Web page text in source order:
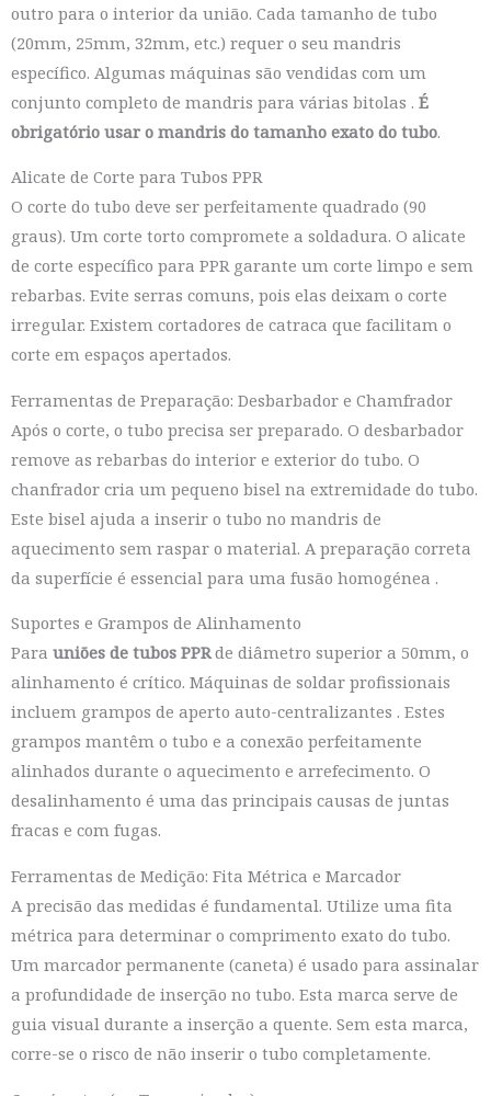
outro para o interior da união. Cada tamanho de tubo
(20mm, 25mm, 32mm, etc.) requer o seu mandris
específico. Algumas máquinas são vendidas com um
conjunto completo de mandris para várias bitolas . É
obrigatório usar o mandris do tamanho exato do tubo.
Alicate de Corte para Tubos PPR
O corte do tubo deve ser perfeitamente quadrado (90
graus). Um corte torto compromete a soldadura. O alicate
de corte específico para PPR garante um corte limpo e sem
rebarbas. Evite serras comuns, pois elas deixam o corte
irregular. Existem cortadores de catraca que facilitam o
corte em espaços apertados.
Ferramentas de Preparação: Desbarbador e Chamfrador
Após o corte, o tubo precisa ser preparado. O desbarbador
remove as rebarbas do interior e exterior do tubo. O
chanfrador cria um pequeno bisel na extremidade do tubo.
Este bisel ajuda a inserir o tubo no mandris de
aquecimento sem raspar o material. A preparação correta
da superfície é essencial para uma fusão homogénea .
Suportes e Grampos de Alinhamento
Para uniões de tubos PPRde diâmetro superior a 50mm, o
alinhamento é crítico. Máquinas de soldar profissionais
incluem grampos de aperto auto-centralizantes . Estes
grampos mantêm o tubo e a conexão perfeitamente
alinhados durante o aquecimento e arrefecimento. O
desalinhamento é uma das principais causas de juntas
fracas e com fugas.
Ferramentas de Medição: Fita Métrica e Marcador
A precisão das medidas é fundamental. Utilize uma fita
métrica para determinar o comprimento exato do tubo.
Um marcador permanente (caneta) é usado para assinalar
a profundidade de inserção no tubo. Esta marca serve de
guia visual durante a inserção a quente. Sem esta marca,
corre-se o risco de não inserir o tubo completamente.